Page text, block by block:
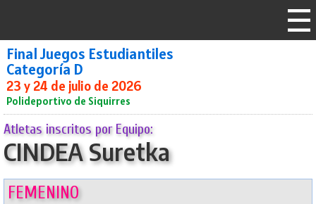
Final Juegos Estudiantiles
Categoría D
23 y 24 de julio de 2026
Polideportivo de Siquirres
Atletas inscritos por Equipo:
CINDEA Suretka
FEMENINO